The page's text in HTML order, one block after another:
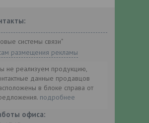
системы связи"
размещения рекламы
не реализуем продукцию,
данные продавцов
в блоке справа от
подробнее
офиса: